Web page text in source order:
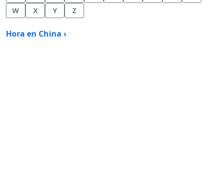
W
X Y Z
Hora en China ›